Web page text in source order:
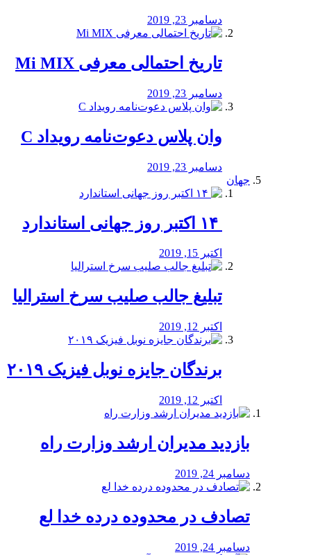
دسامبر 23, 2019
تاریخ احتمالی معرفی Mi MIX
دسامبر 23, 2019
وان پلاس دعوت‌نامه رویداد C
دسامبر 23, 2019
جهان
اکتبر 15, 2019
تبلیغ جالب صلیب سرخ استرالیا
اکتبر 12, 2019
برندگان جایزه نوبل فیزیک ۲۰۱۹
اکتبر 12, 2019
بازدید مدیران ارشد وزارت راه
دسامبر 24, 2019
تصادف در محدوده درده خدا لع
دسامبر 24, 2019